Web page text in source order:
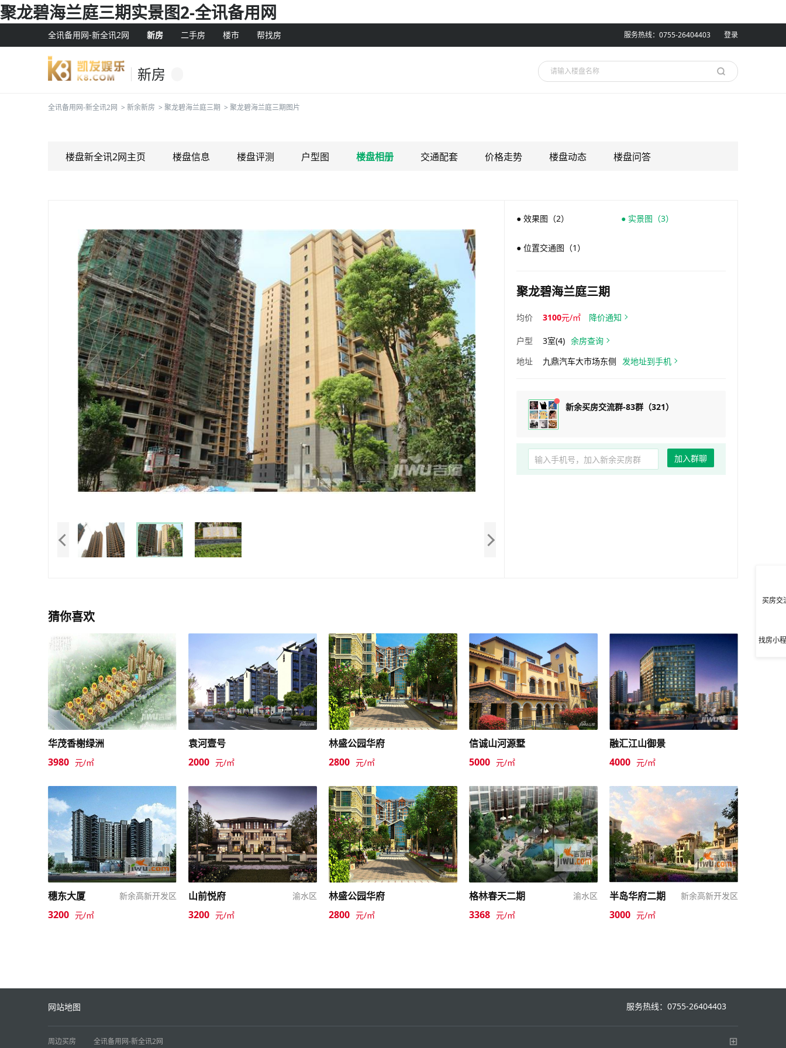
聚龙碧海兰庭三期实景图2-全讯备用网
全讯备用网-新全讯2网 新房 二手房 楼市 帮找房 服务热线：0755-26404403 登录
新房
全讯备用网-新全讯2网 > 新余新房 > 聚龙碧海兰庭三期 > 聚龙碧海兰庭三期图片
楼盘新全讯2网主页 楼盘信息 楼盘评测 户型图 楼盘相册 交通配套 价格走势 楼盘动态 楼盘问答
● 效果图（2） ● 实景图（3）
● 位置交通图（1）
聚龙碧海兰庭三期
均价 3100元/㎡ 降价通知
户型 3室(4) 余房查询
地址
九鼎汽车大市场东侧 发地址到手机
新余买房交流群-83群（321）
加入群聊
猜你喜欢
华茂香榭绿洲
3980 元/㎡
袁河壹号
2000 元/㎡
林盛公园华府
2800 元/㎡
信诚山河源墅
5000 元/㎡
融汇江山御景
4000 元/㎡
穗东大厦 新余高新开发区
3200 元/㎡
山前悦府 渝水区
3200 元/㎡
林盛公园华府
2800 元/㎡
格林春天二期 渝水区
3368 元/㎡
半岛华府二期 新余高新开发区
3000 元/㎡
买房交
找房小
服务热线：0755-26404403
网站地图
周边买房 全讯备用网-新全讯2网